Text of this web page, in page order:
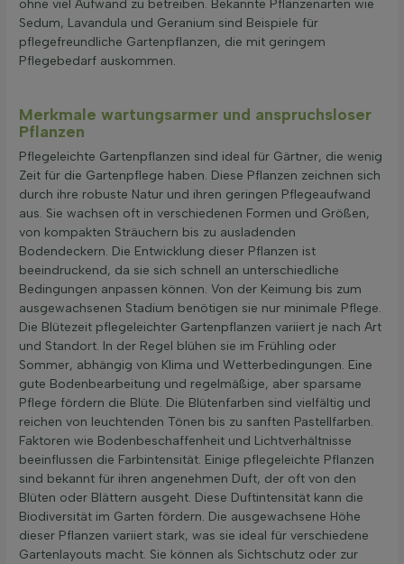
ohne viel Aufwand zu betreiben. Bekannte Pflanzenarten wie
Sedum, Lavandula und Geranium sind Beispiele für
pflegefreundliche Gartenpflanzen, die mit geringem
Pflegebedarf auskommen.
Merkmale wartungsarmer und anspruchsloser
Pflanzen
Pflegeleichte Gartenpflanzen sind ideal für Gärtner, die wenig
Zeit für die Gartenpflege haben. Diese Pflanzen zeichnen sich
durch ihre robuste Natur und ihren geringen Pflegeaufwand
aus. Sie wachsen oft in verschiedenen Formen und Größen,
von kompakten Sträuchern bis zu ausladenden
Bodendeckern. Die Entwicklung dieser Pflanzen ist
beeindruckend, da sie sich schnell an unterschiedliche
Bedingungen anpassen können. Von der Keimung bis zum
ausgewachsenen Stadium benötigen sie nur minimale Pflege.
Die Blütezeit pflegeleichter Gartenpflanzen variiert je nach Art
und Standort. In der Regel blühen sie im Frühling oder
Sommer, abhängig von Klima und Wetterbedingungen. Eine
gute Bodenbearbeitung und regelmäßige, aber sparsame
Pflege fördern die Blüte. Die Blütenfarben sind vielfältig und
reichen von leuchtenden Tönen bis zu sanften Pastellfarben.
Faktoren wie Bodenbeschaffenheit und Lichtverhältnisse
beeinflussen die Farbintensität. Einige pflegeleichte Pflanzen
sind bekannt für ihren angenehmen Duft, der oft von den
Blüten oder Blättern ausgeht. Diese Duftintensität kann die
Biodiversität im Garten fördern. Die ausgewachsene Höhe
dieser Pflanzen variiert stark, was sie ideal für verschiedene
Gartenlayouts macht. Sie können als Sichtschutz oder zur